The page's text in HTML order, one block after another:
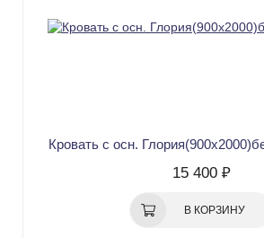
Кровать с осн.
15 400 ₽
В КОРЗИНУ